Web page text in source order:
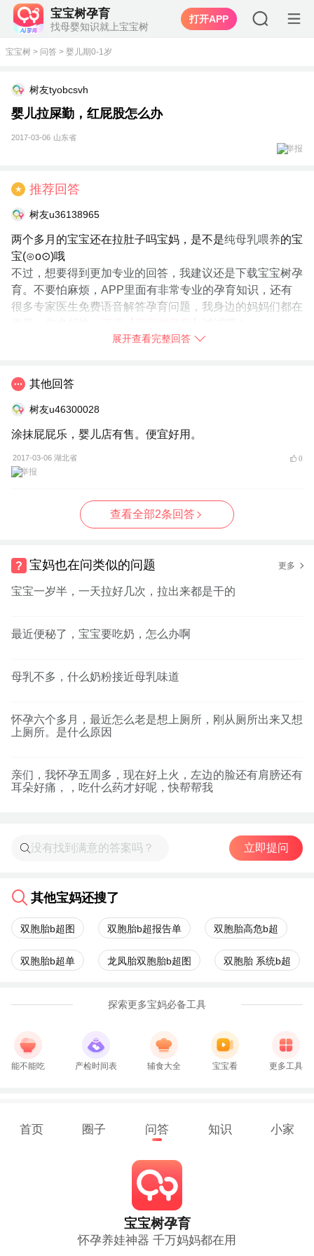
宝宝树孕育
找母婴知识就上宝宝树
打开APP
宝宝树 > 问答 > 婴儿期0-1岁
树友tyobcsvh
婴儿拉屎勤，红屁股怎么办
2017-03-06 山东省
举报
★ 推荐回答
树友u36138965
两个多月的宝宝还在拉肚子吗宝妈，是不是纯母乳喂养的宝
宝(⊙o⊙)哦
不过，想要得到更加专业的回答，我建议还是下载宝宝树孕
育。不要怕麻烦，APP里面有非常专业的孕育知识，还有
很多专家医生免费语音解答孕育问题，我身边的妈妈们都在
树友tyobcsvh：
展开查看完整回答
其他回答
树友u46300028
涂抹屁屁乐，婴儿店有售。便宜好用。
2017-03-06 湖北省 0
举报
查看全部2条回答
宝妈也在问类似的问题 更多
宝宝一岁半，一天拉好几次，拉出来都是干的
最近便秘了，宝宝要吃奶，怎么办啊
母乳不多，什么奶粉接近母乳味道
怀孕六个多月，最近怎么老是想上厕所，刚从厕所出来又想
上厕所。是什么原因
亲们，我怀孕五周多，现在好上火，左边的脸还有肩膀还有
耳朵好痛，，吃什么药才好呢，快帮帮我
立即提问
其他宝妈还搜了
双胞胎b超图 双胞胎b超报告单 双胞胎高危b超
双胞胎b超单 龙凤胎双胞胎b超图 双胞胎 系统b超
探索更多宝妈必备工具
能不能吃 产检时间表 辅食大全 宝宝看 更多工具
首页 圈子 问答 知识 小家
宝宝树孕育
怀孕养娃神器 千万妈妈都在用